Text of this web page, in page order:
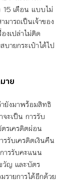
15 เดือน แบบไม่
มารถเป็นเจ้าของ
งเปล่าไม่ติด
ายกระเป๋าได้ไป
าย
ยังมาพร้อมสิทธิ
ะเป็น การรับ
รเครดิตผ่อน
รับเครดิตเงินคืน
ารรับคะแนน
วัญ และบัตร
ายการได้อีกด้วย